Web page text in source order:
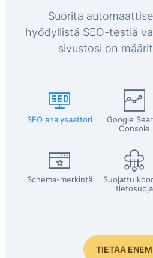
Suorita
hyödyllistä SEO-testiä
sivustosi on
SEO analysaattori
Google
Console
Schema-merkintä
Suojattu
tietosuoja
TIETÄÄ